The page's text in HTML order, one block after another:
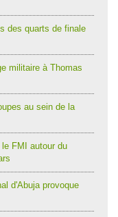
des quarts de finale
militaire à Thomas
au sein de la
FMI autour du
d'Abuja provoque